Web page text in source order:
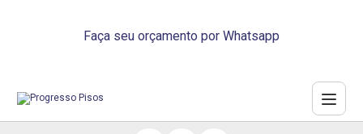
Faça seu orçamento por Whatsapp